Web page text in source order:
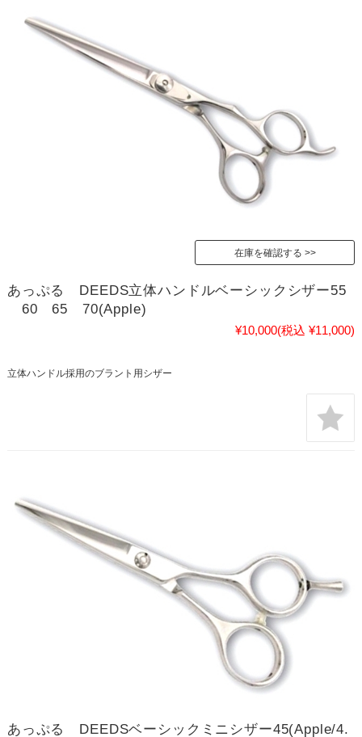
在庫を確認する
あっぷる DEEDS立体ハンドルベーシックシザー55
60 65 70(Apple)
¥10,000(税込 ¥11,000)
立体ハンドル採用のブラント用シザー
あっぷる DEEDSベーシックミニシザー45(Apple/4.